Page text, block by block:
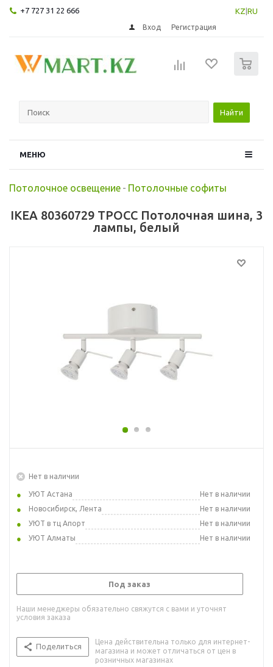
+7 727 31 22 666 KZ RU
Вход Регистрация
Найти
МЕНЮ
Потолочное освещение - Потолочные софиты
IKEA 80360729 ТРОСС Потолочная шина, 3
лампы, белый
Нет в наличии
УЮТ Астана
Нет в наличии
Новосибирск, Лента
Нет в наличии
УЮТ в тц Апорт
Нет в наличии
УЮТ Алматы
Нет в наличии
Под заказ
Наши менеджеры обязательно свяжутся с вами и уточнят
условия заказа
Поделиться
Цена действительна только для интернет-
магазина и может отличаться от цен в
розничных магазинах